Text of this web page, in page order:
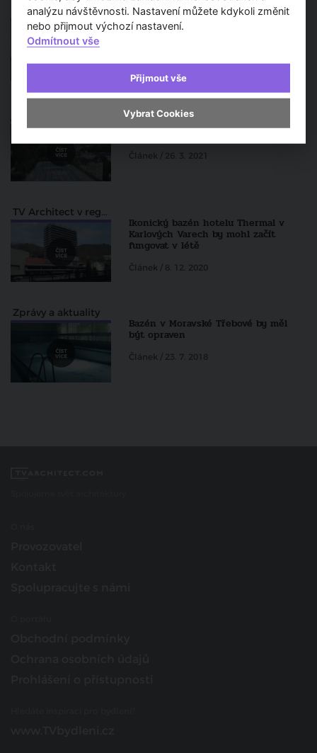
TV Architect v regionech
V Brně odstartovala dlouho
očekávaná stavba nového bazénu
Odstartovaly hlavní práce na opravě
bazénu karlovarského hotelu Thermal
TV Architect v regionech
Ikonický bazén hotelu Thermal v
Karlových Varech by mohl začít
fungovat v létě
Článek / 8. 12. 2020
Zprávy a aktuality
Bazén v Moravské Třebové by měl
být opraven
Článek / 23. 7. 2018
analýzu návštěvnosti. Nastavení můžete kdykoli změnit
nebo přijmout výchozí nastavení.
Odmítnout vše
Přijmout vše
Vybrat Cookies